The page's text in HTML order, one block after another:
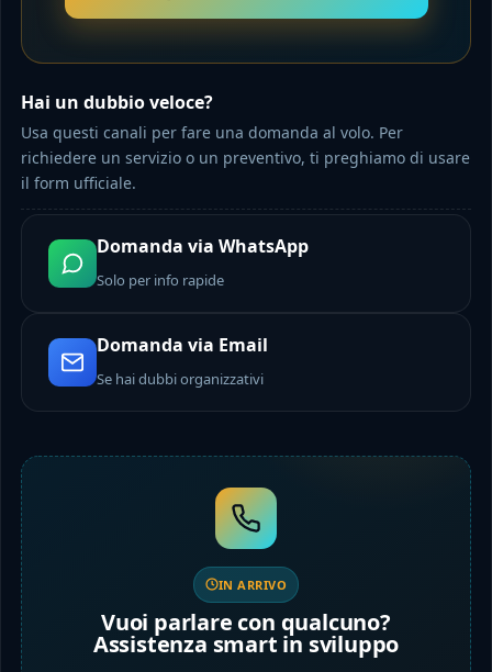
Hai un dubbio veloce?
Usa questi canali per fare una domanda al volo. Per
richiedere un servizio o un preventivo, ti preghiamo di usare
il form ufficiale.
Domanda via WhatsApp
Solo per info rapide
Domanda via Email
Se hai dubbi organizzativi
IN ARRIVO
Vuoi parlare con qualcuno?
Assistenza smart in sviluppo